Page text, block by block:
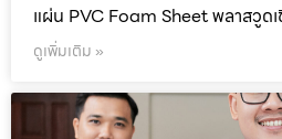
แผ่น PVC Foam Sheet พลาสวูดเ
ดูเพิ่มเติม »